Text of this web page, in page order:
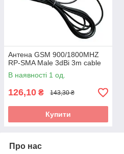
Антена GSM 900/1800MHZ
RP-SMA Male 3dBi 3m cable
В наявності 1 од.
126,10 ₴ 143,30 ₴
Купити
Про нас